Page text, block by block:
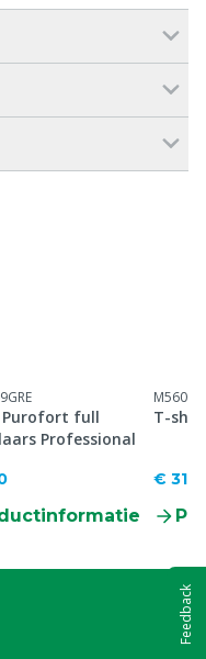
Purofort full
Professional
T-
€
Feedback